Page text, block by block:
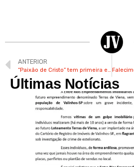
ANTERIOR
“Paixão de Cristo” tem primeira encenação nesta 5ª em Valinhos
Últimas Notícias